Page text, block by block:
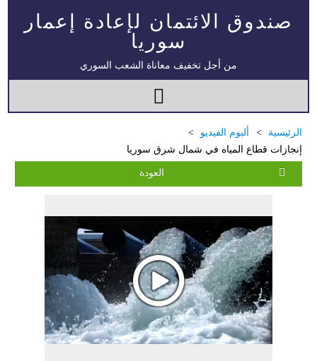
صندوق الائتمان لإعادة إعمار
سوريا
من أجل تخفيف معاناة الشعب السوري
الرئيسية
ألبوم الفيديو
إنجازات قطاع المياه في شمال شرق سوريا
العودة
الدعم الزراعي للمزارعين في محافظتي الرقة ودير الزور – المرحلة
العاشرة
خطة استجابة طارئة لدعم قطاع الصحة في محافظة دير الزور: إعادة تأهيل
المرافق الصحية وتوفير المعدات الطبية بشكل عاجل في محافظة دير الزور
منشأة الإقراض المتجدد لدعم استعادة سبل العيش في حلب - المرحلة
الثالثة